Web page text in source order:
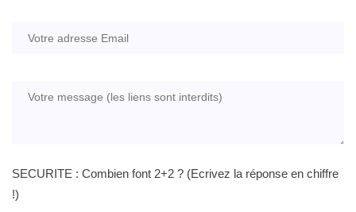
SECURITE : Combien font 2+2 ? (Ecrivez la réponse en chiffre
!)